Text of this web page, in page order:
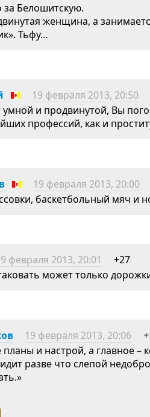
Белошитскую.
женщина, а
Тьфу…
19 февраля 2013, 20:50
умной и продвинутой, Вы
профессий, как и
19 февраля 2013, 20:00
баскетбольный мяч и
февраля 2013, 20:01
+27
может только
19 февраля 2013, 20:06
планы и настрой, а главное –
разве что слепой